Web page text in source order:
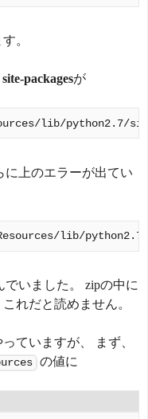
。
site-packagesが
に上のエラーが出てい
いました。 zipの中に
れだと読めません。
ていますが、 まず、
の値に